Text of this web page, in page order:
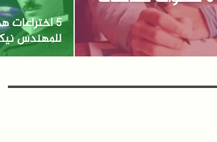
5 اختراعات
للمهندس